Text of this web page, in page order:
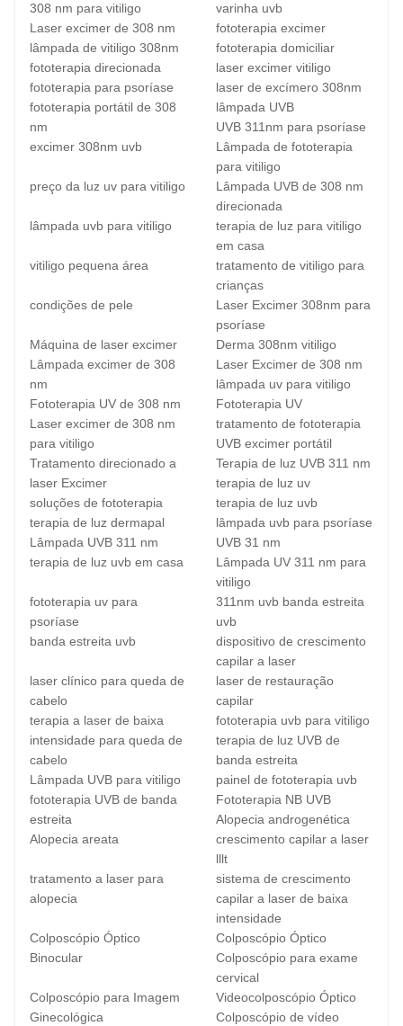
308 nm para vitiligo
varinha uvb
Laser excimer de 308 nm
fototerapia excimer
lâmpada de vitiligo 308nm
fototerapia domiciliar
fototerapia direcionada
laser excimer vitiligo
fototerapia para psoríase
laser de excímero 308nm
fototerapia portátil de 308
nm
lâmpada UVB
UVB 311nm para psoríase
excimer 308nm uvb
Lâmpada de fototerapia
para vitiligo
preço da luz uv para vitiligo
Lâmpada UVB de 308 nm
direcionada
lâmpada uvb para vitiligo
terapia de luz para vitiligo
em casa
vitiligo pequena área
tratamento de vitiligo para
crianças
condições de pele
Laser Excimer 308nm para
psoríase
Máquina de laser excimer
Derma 308nm vitiligo
Lâmpada excimer de 308
nm
Laser Excimer de 308 nm
lâmpada uv para vitiligo
Fototerapia UV de 308 nm
Fototerapia UV
Laser excimer de 308 nm
para vitiligo
tratamento de fototerapia
UVB excimer portátil
Tratamento direcionado a
laser Excimer
Terapia de luz UVB 311 nm
terapia de luz uv
soluções de fototerapia
terapia de luz uvb
terapia de luz dermapal
lâmpada uvb para psoríase
Lâmpada UVB 311 nm
UVB 31 nm
terapia de luz uvb em casa
Lâmpada UV 311 nm para
vitiligo
fototerapia uv para
psoríase
311nm uvb banda estreita
uvb
banda estreita uvb
dispositivo de crescimento
capilar a laser
laser clínico para queda de
cabelo
laser de restauração
capilar
terapia a laser de baixa
intensidade para queda de
cabelo
fototerapia uvb para vitiligo
terapia de luz UVB de
banda estreita
Lâmpada UVB para vitiligo
painel de fototerapia uvb
fototerapia UVB de banda
estreita
Fototerapia NB UVB
Alopecia androgenética
Alopecia areata
crescimento capilar a laser
lllt
tratamento a laser para
alopecia
sistema de crescimento
capilar a laser de baixa
intensidade
Colposcópio Óptico
Binocular
Colposcópio Óptico
Colposcópio para exame
cervical
Colposcópio para Imagem
Ginecológica
Videocolposcópio Óptico
Colposcópio de vídeo